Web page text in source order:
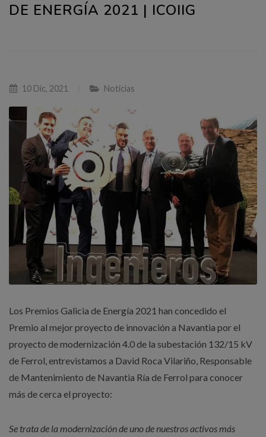
DE ENERGÍA 2021 | ICOIIG
10 Dic, 2021 Noticias
Los Premios Galicia de Energía 2021 han concedido el
Premio al mejor proyecto de innovación a Navantia por el
proyecto de modernización 4.0 de la subestación 132/15 kV
de Ferrol, entrevistamos a David Roca Vilariño, Responsable
de Mantenimiento de Navantia Ría de Ferrol para conocer
más de cerca el proyecto:
Se trata de la modernización de uno de nuestros activos más